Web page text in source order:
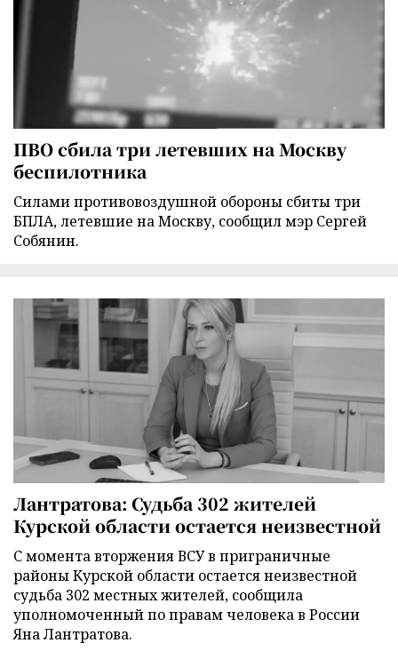
ПВО сбила три летевших на Москву
беспилотника
Силами противовоздушной обороны сбиты три
БПЛА, летевшие на Москву, сообщил мэр Сергей
Собянин.
Лантратова: Судьба 302 жителей
Курской области остается неизвестной
С момента вторжения ВСУ в приграничные
районы Курской области остается неизвестной
судьба 302 местных жителей, сообщила
уполномоченный по правам человека в России
Яна Лантратова.